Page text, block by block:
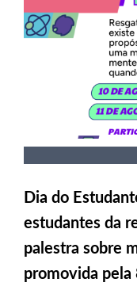
Dia do
estudantes da
palestra sobre
promovida pela